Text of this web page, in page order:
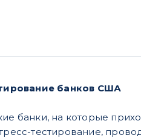
банков США
банки, на которые
тестирование,